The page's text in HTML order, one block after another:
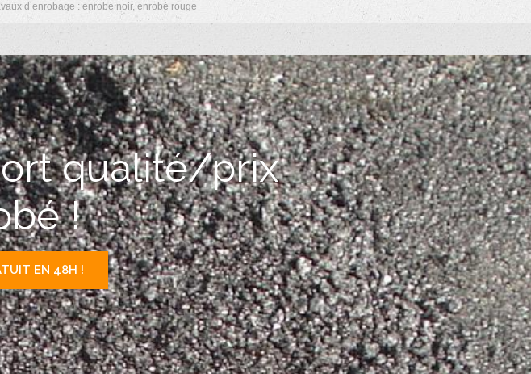
d’enrobage : enrobé noir, enrobé rouge
qualité/prix
!
EN 48H !